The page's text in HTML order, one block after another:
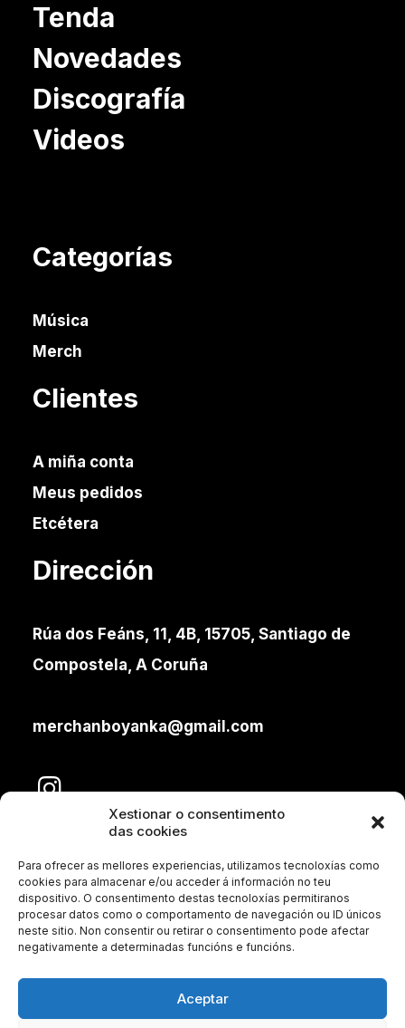
Xestionar o consentimento
das cookies
Para ofrecer as mellores experiencias, utilizamos tecnoloxías como
cookies para almacenar e/ou acceder á información no teu
dispositivo. O consentimento destas tecnoloxías permitiranos
procesar datos como o comportamento de navegación ou ID únicos
neste sitio. Non consentir ou retirar o consentimento pode afectar
negativamente a determinadas funcións e funcións.
Aceptar
Tenda
Novedades
Discografía
Videos
Categorías
Música
Merch
Clientes
A miña conta
Meus pedidos
Etcétera
Dirección
Rúa dos Feáns, 11, 4B, 15705, Santiago de
Compostela, A Coruña
merchanboyanka@gmail.com
Aviso legal